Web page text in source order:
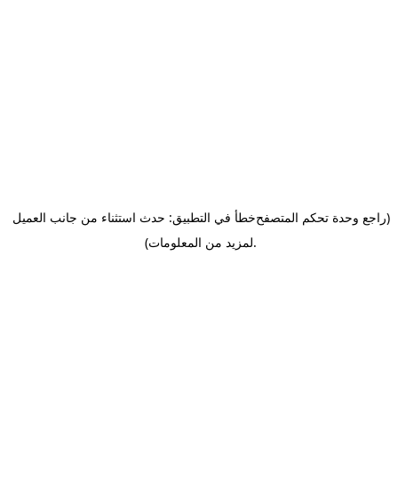
خطأ في التطبيق: حدث استثناء من جانب العميل(راجع وحدة تحكم المتصفح
لمزيد من المعلومات).